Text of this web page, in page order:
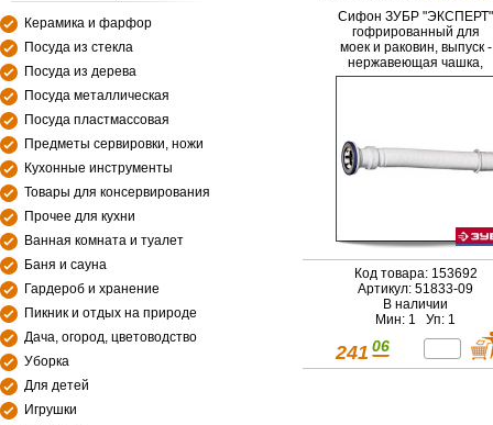
Керамика и фарфор
Посуда из стекла
Посуда из дерева
Посуда металлическая
Посуда пластмассовая
Предметы сервировки, ножи
Кухонные инструменты
Товары для консервирования
Прочее для кухни
Ванная комната и туалет
Баня и сауна
Гардероб и хранение
Пикник и отдых на природе
Дача, огород, цветоводство
Уборка
Для детей
Игрушки
Сифон ЗУБР "ЭКСПЕРТ"
гофрированный для
моек и раковин, выпуск -
нержавеющая чашка,
0,9м
Код товара: 153692
Артикул: 51833-09
В наличии
Мин: 1 Уп: 1
241 06